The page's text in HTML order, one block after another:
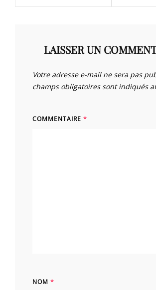
LAISSER UN
Votre adresse e-mail ne sera pas
champs obligatoires sont indiqués
COMMENTAIRE *
NOM *